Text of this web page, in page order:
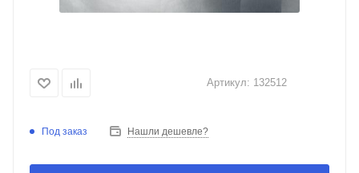
Артикул: 132512
Под заказ Нашли дешевле?